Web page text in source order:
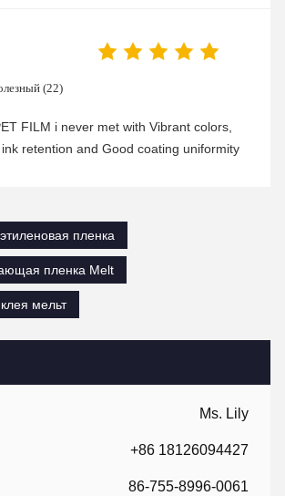
Ms. Lily
+86 18126094427
86-755-8996-0061
(22)
FILM i never met with Vibrant colors,
retention and Good coating uniformity
пленка
пленка Melt
мельт